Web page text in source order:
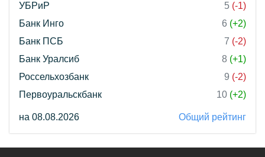
УБРиР
5 (-1)
Банк Инго
6 (+2)
Банк ПСБ
7 (-2)
Банк Уралсиб
8 (+1)
Россельхозбанк
9 (-2)
Первоуральскбанк
10 (+2)
на 08.08.2026 Общий рейтинг